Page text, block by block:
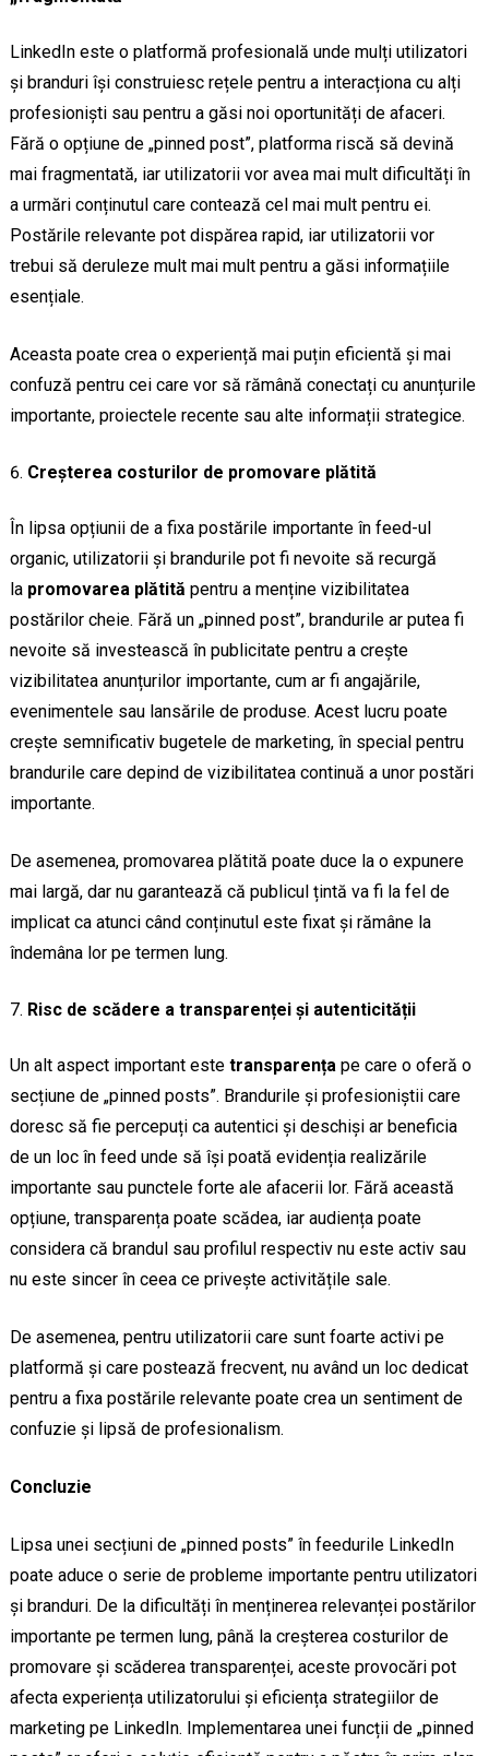
LinkedIn este o platformă profesională unde mulți utilizatori
și branduri își construiesc rețele pentru a interacționa cu alți
profesioniști sau pentru a găsi noi oportunități de afaceri.
Fără o opțiune de „pinned post”, platforma riscă să devină
mai fragmentată, iar utilizatorii vor avea mai mult dificultăți în
a urmări conținutul care contează cel mai mult pentru ei.
Postările relevante pot dispărea rapid, iar utilizatorii vor
trebui să deruleze mult mai mult pentru a găsi informațiile
esențiale.
Aceasta poate crea o experiență mai puțin eficientă și mai
confuză pentru cei care vor să rămână conectați cu anunțurile
importante, proiectele recente sau alte informații strategice.
Creșterea costurilor de promovare plătită
În lipsa opțiunii de a fixa postările importante în feed-ul
organic, utilizatorii și brandurile pot fi nevoite să recurgă
la promovarea plătită pentru a menține vizibilitatea
postărilor cheie. Fără un „pinned post”, brandurile ar putea fi
nevoite să investească în publicitate pentru a crește
vizibilitatea anunțurilor importante, cum ar fi angajările,
evenimentele sau lansările de produse. Acest lucru poate
crește semnificativ bugetele de marketing, în special pentru
brandurile care depind de vizibilitatea continuă a unor postări
importante.
De asemenea, promovarea plătită poate duce la o expunere
mai largă, dar nu garantează că publicul țintă va fi la fel de
implicat ca atunci când conținutul este fixat și rămâne la
îndemâna lor pe termen lung.
Risc de scădere a transparenței și autenticității
Un alt aspect important este transparențape care o oferă o
secțiune de „pinned posts”. Brandurile și profesioniștii care
doresc să fie percepuți ca autentici și deschiși ar beneficia
de un loc în feed unde să își poată evidenția realizările
importante sau punctele forte ale afacerii lor. Fără această
opțiune, transparența poate scădea, iar audiența poate
considera că brandul sau profilul respectiv nu este activ sau
nu este sincer în ceea ce privește activitățile sale.
De asemenea, pentru utilizatorii care sunt foarte activi pe
platformă și care postează frecvent, nu având un loc dedicat
pentru a fixa postările relevante poate crea un sentiment de
confuzie și lipsă de profesionalism.
Concluzie
Lipsa unei secțiuni de „pinned posts” în feedurile LinkedIn
poate aduce o serie de probleme importante pentru utilizatori
și branduri. De la dificultăți în menținerea relevanței postărilor
importante pe termen lung, până la creșterea costurilor de
promovare și scăderea transparenței, aceste provocări pot
afecta experiența utilizatorului și eficiența strategiilor de
marketing pe LinkedIn. Implementarea unei funcții de „pinned